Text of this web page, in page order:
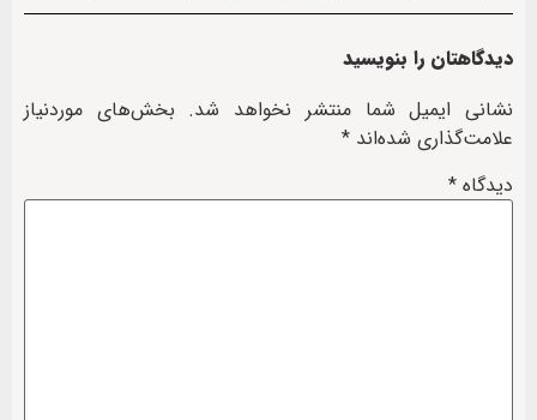
دیدگاهتان را بنویسید
نشانی ایمیل شما منتشر نخواهد شد. بخش‌های موردنیاز
علامت‌گذاری شده‌اند *
دیدگاه *